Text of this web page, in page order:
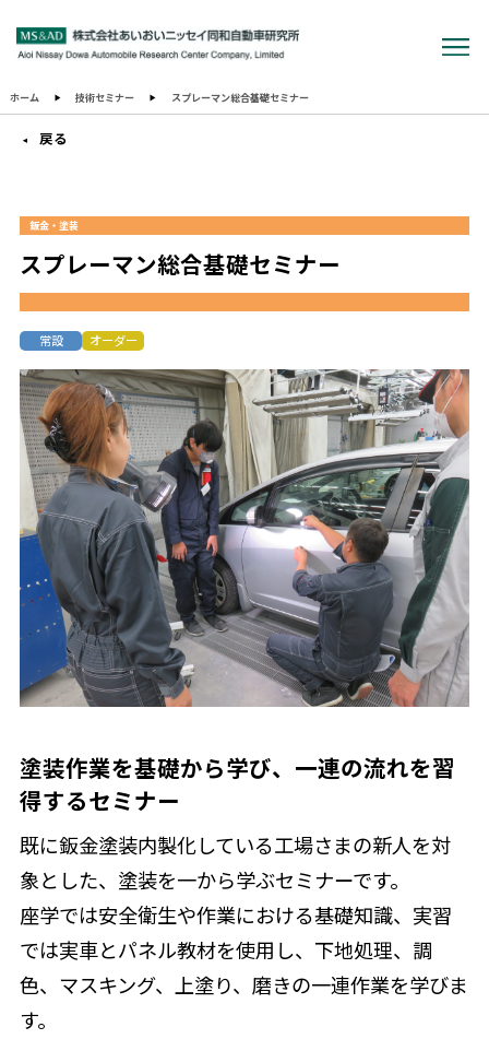
ホーム 技術セミナー スプレーマン総合基礎セミナー
戻る
鈑金・塗装
スプレーマン総合基礎セミナー
常設 オーダー
塗装作業を基礎から学び、一連の流れを習
得するセミナー
既に鈑金塗装内製化している工場さまの新人を対
象とした、塗装を一から学ぶセミナーです。
座学では安全衛生や作業における基礎知識、実習
では実車とパネル教材を使用し、下地処理、調
色、マスキング、上塗り、磨きの一連作業を学びま
す。